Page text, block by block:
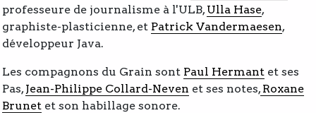
professeure de journalisme à l'ULB,Ulla Hase,
graphiste-plasticienne, et Patrick Vandermaesen,
développeur Java.
Les compagnons du Grain sont Paul Hermant et ses
Pas,Jean-Philippe Collard-Neven et ses notes,Roxane
Brunet et son habillage sonore.